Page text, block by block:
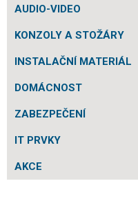
AUDIO-VIDEO
KONZOLY A STOŽÁRY
INSTALAČNÍ MATERIÁL
DOMÁCNOST
ZABEZPEČENÍ
IT PRVKY
AKCE